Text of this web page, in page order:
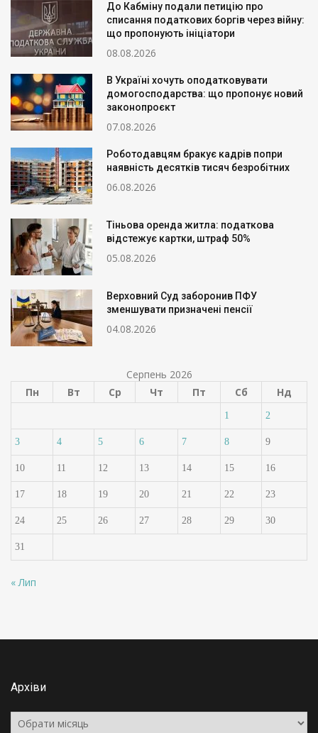
До Кабміну подали петицію про
списання податкових боргів через війну:
що пропонують ініціатори
08.08.2026
В Україні хочуть оподатковувати
домогосподарства: що пропонує новий
законопроєкт
07.08.2026
Роботодавцям бракує кадрів попри
наявність десятків тисяч безробітних
06.08.2026
Тіньова оренда житла: податкова
відстежує картки, штраф 50%
05.08.2026
Верховний Суд заборонив ПФУ
зменшувати призначені пенсії
04.08.2026
Серпень 2026
Пн
Вт Ср Чт Пт Сб Нд
1 2
3 4 5 6 7 8 9
10 11 12 13 14 15 16
17 18 19 20 21 22 23
24 25 26 27 28 29 30
31
« Лип
Архіви
Архіви